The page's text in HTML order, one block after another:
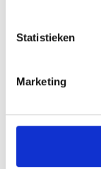
Statistieken
Marketing